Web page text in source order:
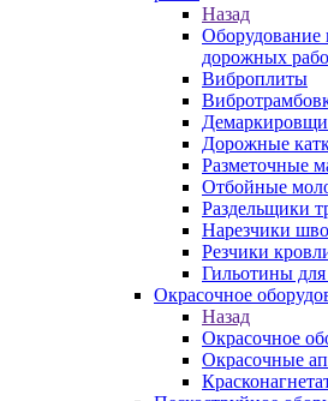
Назад
Оборудование
дорожных
Виброплиты
Дорожные
Разметочные
Отбойные
Раздельщики
Нарезчики
Резчики
Гильотины для
Окрасочное
Назад
Окрасочное
Окрасочные